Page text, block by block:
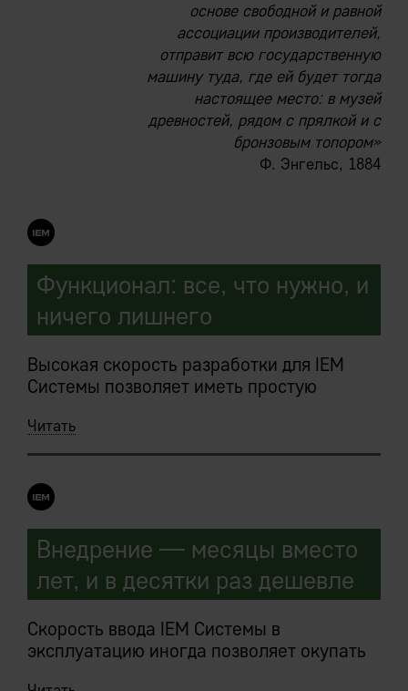
основе свободной и равной
ассоциации производителей,
отправит всю государственную
машину туда, где ей будет тогда
настоящее место: в музей
древностей, рядом с прялкой и с
бронзовым топором»
Ф. Энгельс, 1884
Функционал: все, что нужно, и
ничего лишнего
Высокая скорость разработки для IEM
Системы позволяет иметь простую
функциональность наращивается
быстро.
Внедряемые IEM-решения являются
сборными, под требования конкретного
предприятия, конструкторами.
Заказчик в ходе предпроектных работ
мечтает «хочу то, то и то, и еще вот
такую-то клевую штуку где-то слышал, ее
тоже хочу».
Читать
Внедрение — месяцы вместо
лет, и в десятки раз дешевле
Скорость ввода IEM Системы в
эксплуатацию иногда позволяет окупать